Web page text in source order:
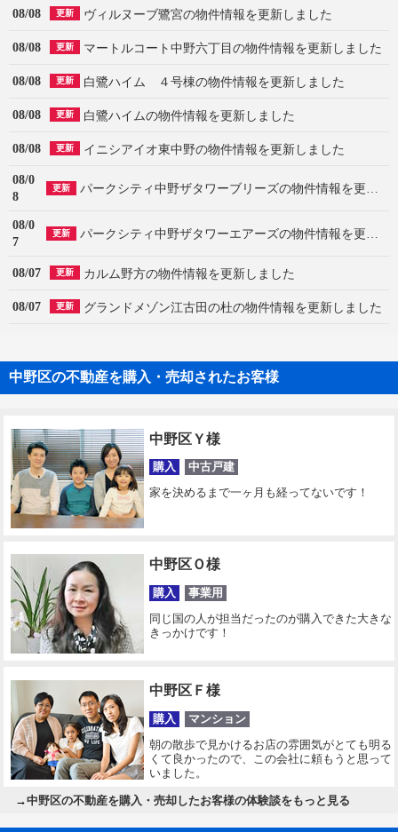
08/08 更新 ヴィルヌーブ鷺宮の物件情報を更新しました
08/08 更新 マートルコート中野六丁目の物件情報を更新しました
08/08 更新 白鷺ハイム ４号棟の物件情報を更新しました
08/08 更新 白鷺ハイムの物件情報を更新しました
08/08 更新 イニシアイオ東中野の物件情報を更新しました
08/0
8
更新 パークシティ中野ザタワーブリーズの物件情報を更新しました
08/0
7
更新 パークシティ中野ザタワーエアーズの物件情報を更新しました
08/07 更新 カルム野方の物件情報を更新しました
08/07 更新 グランドメゾン江古田の杜の物件情報を更新しました
中野区の不動産を購入・売却されたお客様
中野区Ｙ様
購入 中古戸建
家を決めるまで一ヶ月も経ってないです！
中野区Ｏ様
購入 事業用
同じ国の人が担当だったのが購入できた大きな
きっかけです！
中野区Ｆ様
購入 マンション
朝の散歩で見かけるお店の雰囲気がとても明る
くて良かったので、この会社に頼もうと思って
いました。
→中野区の不動産を購入・売却したお客様の体験談をもっと見る